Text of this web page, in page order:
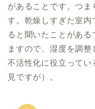
があることです。つ
す。乾燥しすぎた室内
ると聞いたことがあ
ますので、湿度を調
不活性化に役立ってい
見ですが）。